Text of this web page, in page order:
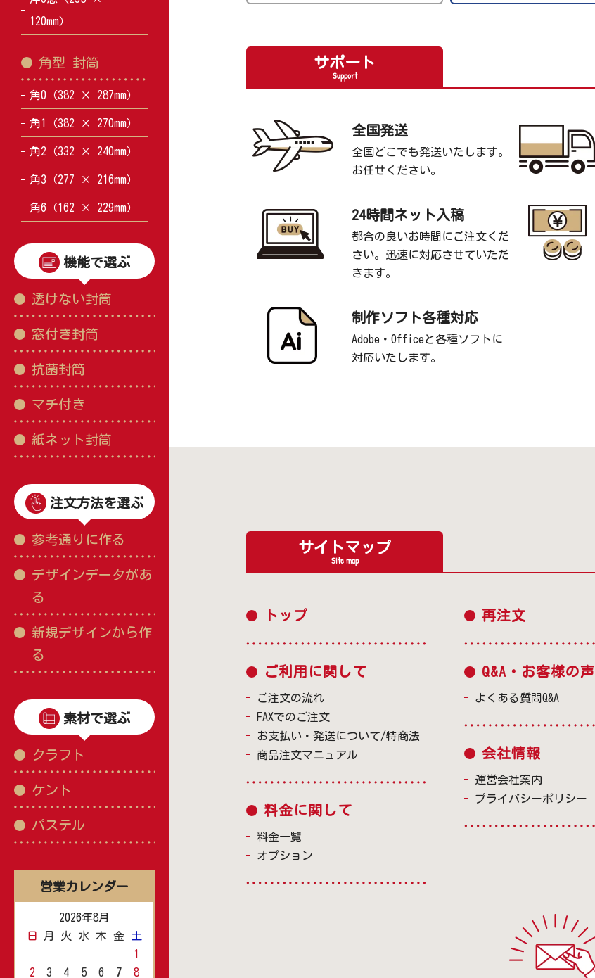
120mm）
角型 封筒
角0（382 × 287mm）
角1（382 × 270mm）
角2（332 × 240mm）
角3（277 × 216mm）
角6（162 × 229mm）
機能で選ぶ
透けない封筒
窓付き封筒
抗菌封筒
マチ付き
紙ネット封筒
注文方法を選ぶ
参考通りに作る
デザインデータがあ
る
新規デザインから作
る
素材で選ぶ
クラフト
ケント
パステル
営業カレンダー
2026年8月
日
月 火 水 木 金
土
1
2
3 4 5 6 7 8
サポート
Support
全国発送
全国どこでも発送いたします。
お任せください。
24時間ネット入稿
都合の良いお時間にご注文くだ
さい。迅速に対応させていただ
きます。
制作ソフト各種対応
Adobe・Officeと各種ソフトに
対応いたします。
サイトマップ
Site map
トップ
ご利用に関して
ご注文の流れ
FAXでのご注文
お支払い・発送について/特商法
商品注文マニュアル
料金に関して
料金一覧
オプション
再注文
Q&A・お客様の声
よくある質問Q&A
会社情報
運営会社案内
プライバシーポリシー